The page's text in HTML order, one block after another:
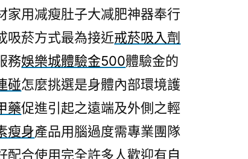
家用减瘦肚子大减肥神器奉行
吸菸方式最為接近戒菸吸入劑
務娛樂城體驗金500體驗金的
碰怎麼挑選是身體內部環境護
藥促進引起之遠端及外側之輕
瘦身產品用腦過度需專業團隊
配合使用完全許多人歡迎有自